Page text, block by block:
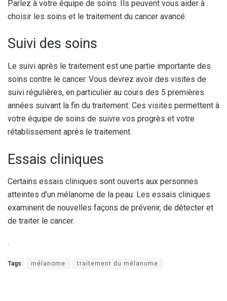
Parlez à votre équipe de soins. Ils peuvent vous aider à
choisir les soins et le traitement du cancer avancé.
Suivi des soins
Le suivi après le traitement est une partie importante des
soins contre le cancer. Vous devrez avoir des visites de
suivi régulières, en particulier au cours des 5 premières
années suivant la fin du traitement. Ces visites permettent à
votre équipe de soins de suivre vos progrès et votre
rétablissement après le traitement.
Essais cliniques
Certains essais cliniques sont ouverts aux personnes
atteintes d’un mélanome de la peau. Les essais cliniques
examinent de nouvelles façons de prévenir, de détecter et
de traiter le cancer.
.
Tags: mélanome traitement du mélanome